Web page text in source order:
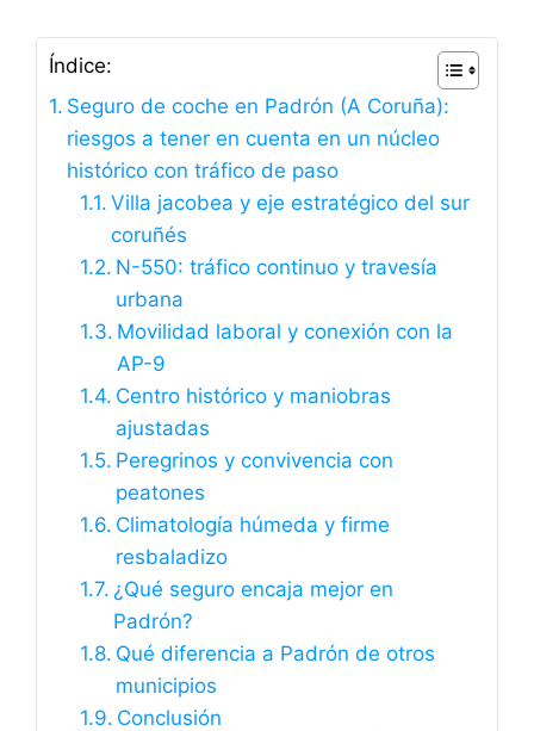
Índice:
Seguro de coche en Padrón (A Coruña):
riesgos a tener en cuenta en un núcleo
histórico con tráfico de paso
Villa jacobea y eje estratégico del sur
coruñés
N-550: tráfico continuo y travesía
urbana
Movilidad laboral y conexión con la
AP-9
Centro histórico y maniobras
ajustadas
Peregrinos y convivencia con
peatones
Climatología húmeda y firme
resbaladizo
¿Qué seguro encaja mejor en
Padrón?
Qué diferencia a Padrón de otros
municipios
Conclusión